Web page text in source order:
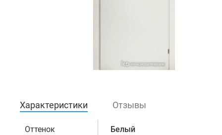
Характеристики Отзывы
Оттенок Белый